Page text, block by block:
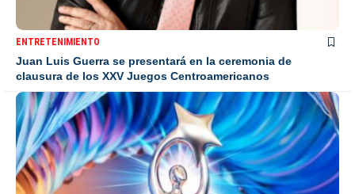
ENTRETENIMIENTO
Juan Luis Guerra se presentará en la ceremonia de
clausura de los XXV Juegos Centroamericanos